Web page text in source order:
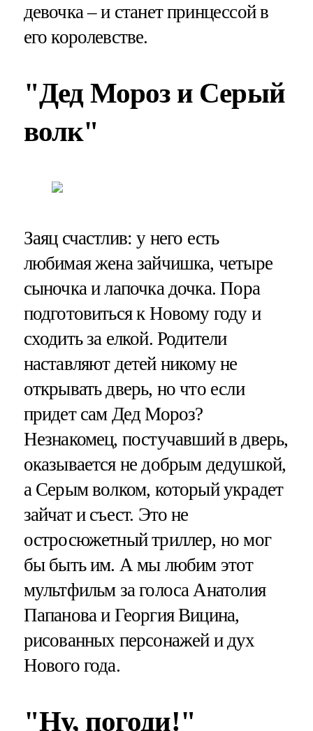
девочка – и станет принцессой в
его королевстве.
"Дед Мороз и Серый
волк"
Заяц счастлив: у него есть
любимая жена зайчишка, четыре
сыночка и лапочка дочка. Пора
подготовиться к Новому году и
сходить за елкой. Родители
наставляют детей никому не
открывать дверь, но что если
придет сам Дед Мороз?
Незнакомец, постучавший в дверь,
оказывается не добрым дедушкой,
а Серым волком, который украдет
зайчат и съест. Это не
остросюжетный триллер, но мог
бы быть им. А мы любим этот
мультфильм за голоса Анатолия
Папанова и Георгия Вицина,
рисованных персонажей и дух
Нового года.
"Ну, погоди!"